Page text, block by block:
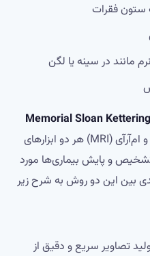
فقرات
مانند در سینه یا لگن
Memorial Sloan
، سی‌تی اسکن (CT Scan) و ام‌آرآی (MRI) هر دو ابزارهای
و پایش بیماری‌ها مورد
بین این دو روش به شرح زیر
تصاویر سریع و دقیق از